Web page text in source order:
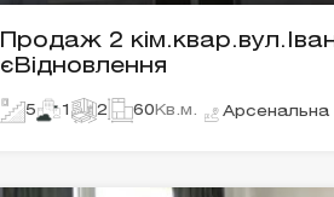
Продаж 2
єВідновлення
5 1 2 60 Кв.м. Арсенальна